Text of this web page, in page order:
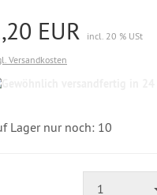
EUR
incl. 20 % USt
Versandkosten
Lager nur noch: 10
1